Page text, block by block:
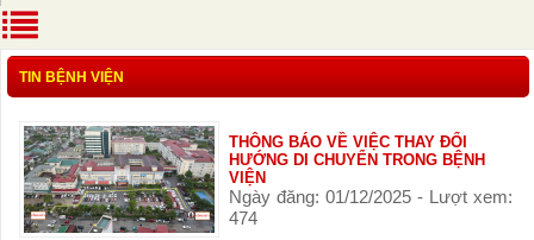
TIN BỆNH VIỆN
THÔNG BÁO VỀ VIỆC THAY ĐỔI
HƯỚNG DI CHUYỂN TRONG BỆNH
VIỆN
Ngày đăng: 01/12/2025 - Lượt xem:
474